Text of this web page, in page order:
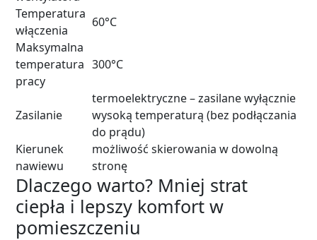
Temperatura
włączenia
60°C
Maksymalna
temperatura
pracy
300°C
Zasilanie
termoelektryczne – zasilane wyłącznie
wysoką temperaturą (bez podłączania
do prądu)
Kierunek
nawiewu
możliwość skierowania w dowolną
stronę
Dlaczego warto? Mniej strat
ciepła i lepszy komfort w
pomieszczeniu